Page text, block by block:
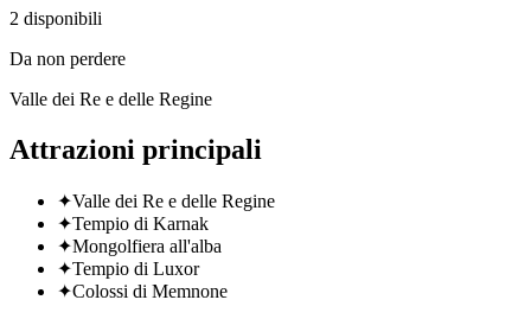
2 disponibili
Da non perdere
Valle dei Re e delle Regine
Attrazioni principali
✦Valle dei Re e delle Regine
✦Tempio di Karnak
✦Mongolfiera all'alba
✦Tempio di Luxor
✦Colossi di Memnone